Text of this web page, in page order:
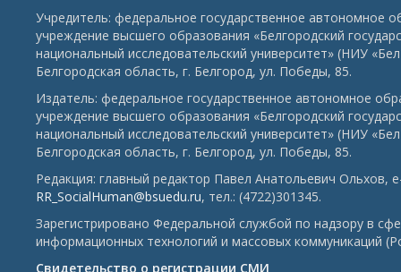
Учредитель: федеральное государственное автономное
учреждение высшего образования «Белгородский
национальный исследовательский университет» (НИУ
Белгородская область, г. Белгород, ул. Победы, 85.
Издатель: федеральное государственное автономное
учреждение высшего образования «Белгородский
национальный исследовательский университет» (НИУ
Белгородская область, г. Белгород, ул. Победы, 85.
Редакция: главный редактор Павел Анатольевич Ольхов,
RR_SocialHuman@bsuedu.ru, тел.: (4722)301345.
Зарегистрировано Федеральной службой по надзору в
информационных технологий и массовых коммуникаций
Свидетельство о регистрации СМИ